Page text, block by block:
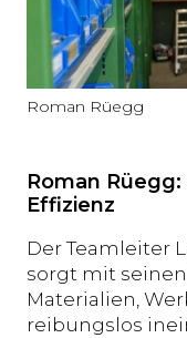
Roman Rüegg
Roman
Effizienz
Der Teamleiter
sorgt mit
Materialien,
reibungslos